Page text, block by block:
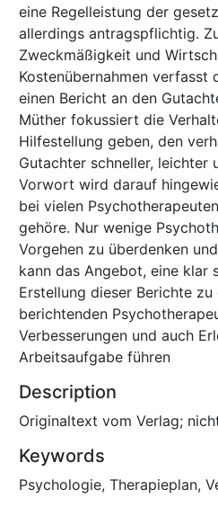
eine Regelleistung der
allerdings antragspflichtig.
Zweckmäßigkeit und
Kostenübernahmen verfasst
einen Bericht an den
Müther fokussiert die
Hilfestellung geben, den
Gutachter schneller, leichter
Vorwort wird darauf
bei vielen
gehöre. Nur wenige
Vorgehen zu überdenken
kann das Angebot, eine
Erstellung dieser Berichte
berichtenden
Verbesserungen und auch
Arbeitsaufgabe führen
Description
Originaltext vom Verlag;
Keywords
Psychologie, Therapieplan,